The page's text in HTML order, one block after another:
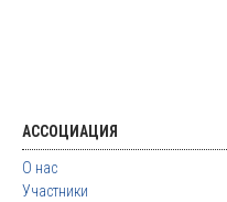
АССОЦИАЦИЯ
О нас
Участники